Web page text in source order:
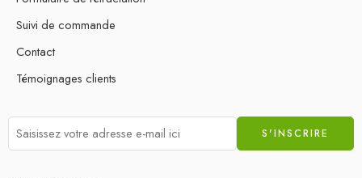
Suivi de commande
Contact
Témoignages clients